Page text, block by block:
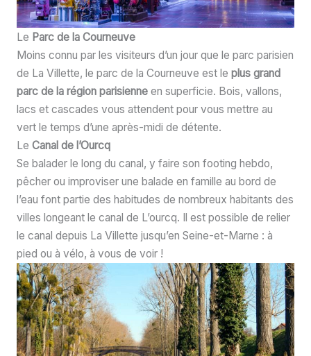
Le Parc de la Courneuve
Moins connu par les visiteurs d’un jour que le parc parisien
de La Villette, le parc de la Courneuve est le plus grand
parc de la région parisienneen superficie. Bois, vallons,
lacs et cascades vous attendent pour vous mettre au
vert le temps d’une après-midi de détente.
Le Canal de l’Ourcq
Se balader le long du canal, y faire son footing hebdo,
pêcher ou improviser une balade en famille au bord de
l’eau font partie des habitudes de nombreux habitants des
villes longeant le canal de L’ourcq. Il est possible de relier
le canal depuis La Villette jusqu’en Seine-et-Marne : à
pied ou à vélo, à vous de voir !